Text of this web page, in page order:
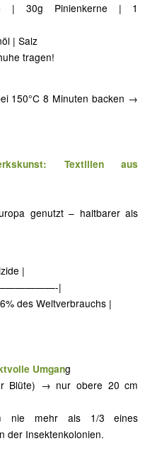
| 30g Pinienkerne | 1
| Salz
tragen!
150°C 8 Minuten backen →
Textilien aus
genutzt – haltbarer als
|
|
des Weltverbrauchs |
Umgang
Blüte) → nur obere 20 cm
nie mehr als 1/3 eines
der Insektenkolonien.